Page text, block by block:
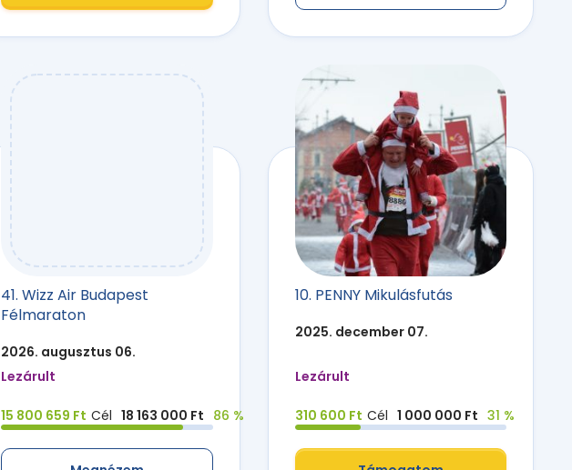
41. Wizz Air Budapest
Félmaraton
2026. augusztus 06.
Lezárult
15 800 659 Ft Cél 18 163 000 Ft 86 %
10. PENNY Mikulásfutás
2025. december 07.
Lezárult
310 600 Ft Cél 1 000 000 Ft 31 %